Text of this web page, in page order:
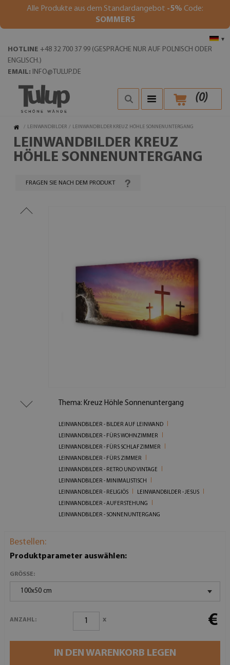
Alle Produkte aus dem Standardangebot -5% Code:
SOMMER5
▾
HOTLINE +48 32 700 37 99 (GESPRÄCHE NUR AUF POLNISCH ODER
ENGLISCH.)
EMAIL: INFO@TULUP.DE
(0)
/ LEINWANDBILDER / LEINWANDBILDER KREUZ HÖHLE SONNENUNTERGANG
LEINWANDBILDER KREUZ
HÖHLE SONNENUNTERGANG
FRAGEN SIE NACH DEM PRODUKT
Thema: Kreuz Höhle Sonnenuntergang
LEINWANDBILDER - BILDER AUF LEINWAND
LEINWANDBILDER - FÜRS WOHNZIMMER
LEINWANDBILDER - FÜRS SCHLAFZIMMER
LEINWANDBILDER - FÜRS ZIMMER
LEINWANDBILDER - RETRO UND VINTAGE
LEINWANDBILDER - MINIMALISTISCH
LEINWANDBILDER - RELIGIÖS
LEINWANDBILDER - JESUS
LEINWANDBILDER - AUFERSTEHUNG
LEINWANDBILDER - SONNENUNTERGANG
Bestellen:
Produktparameter auswählen:
GRÖSSE:
100x50 cm
ANZAHL: x €
IN DEN WARENKORB LEGEN